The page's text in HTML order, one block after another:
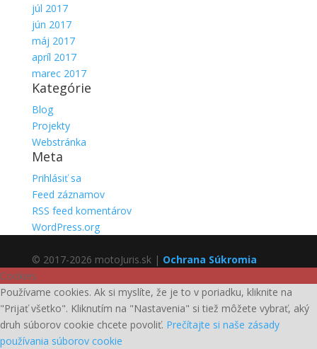
júl 2017
jún 2017
máj 2017
apríl 2017
marec 2017
Kategórie
Blog
Projekty
Webstránka
Meta
Prihlásiť sa
Feed záznamov
RSS feed komentárov
WordPress.org
© 2017-2026 motoJuris.sk | Ochrana Súkromia
Cookies
Používame cookies. Ak si myslíte, že je to v poriadku, kliknite na
"Prijať všetko". Kliknutím na "Nastavenia" si tiež môžete vybrať, aký
druh súborov cookie chcete povoliť. Prečítajte si naše zásady
používania súborov cookie